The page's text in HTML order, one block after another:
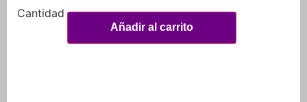
Añadir al carrito